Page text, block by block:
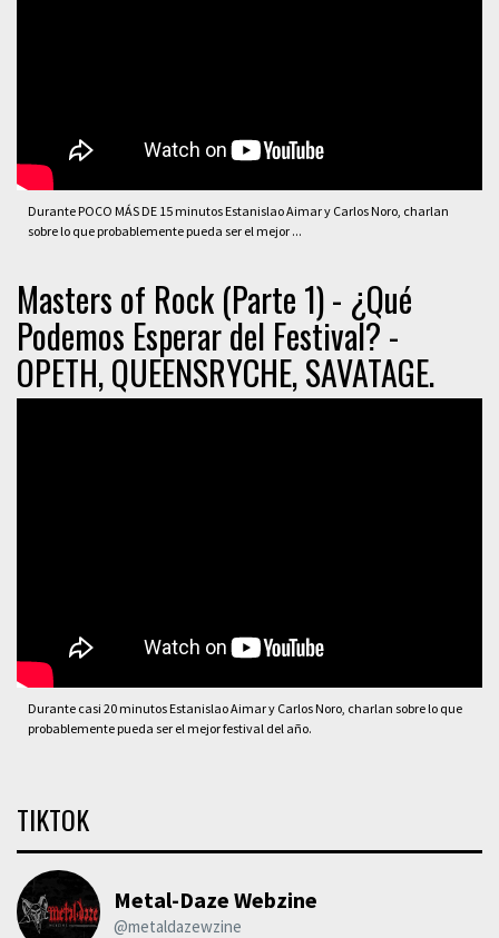
Durante POCO MÁS DE 15 minutos Estanislao Aimar y Carlos Noro, charlan
sobre lo que probablemente pueda ser el mejor ...
Masters of Rock (Parte 1) - ¿Qué
Podemos Esperar del Festival? -
OPETH, QUEENSRYCHE, SAVATAGE.
Durante casi 20 minutos Estanislao Aimar y Carlos Noro, charlan sobre lo que
probablemente pueda ser el mejor festival del año.
TIKTOK
Metal-Daze Webzine
@metaldazewzine